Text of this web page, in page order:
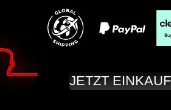
JETZT